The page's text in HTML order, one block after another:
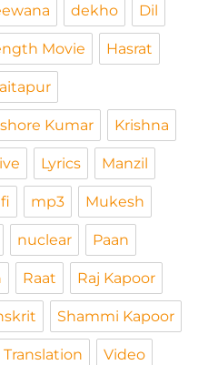
dekho Dil
Movie Hasrat
Kumar Krishna
live Lyrics Manzil
mp3 Mukesh
nuclear Paan
Raat Raj Kapoor
Shammi Kapoor
Translation Video